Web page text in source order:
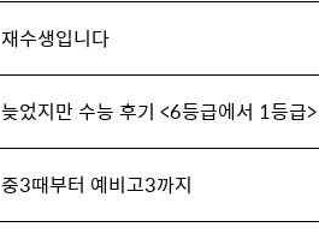
재수생입니다
늦었지만 수능 후기 <6등급에서 1등급>
중3때부터 예비고3까지